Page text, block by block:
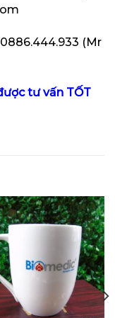
0886.444.933 (Mr
tư vấn TỐT